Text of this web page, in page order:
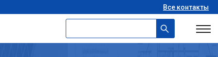
Все контакты